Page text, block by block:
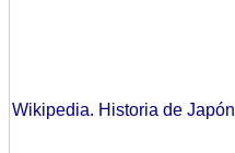
Wikipedia. Historia de Japón